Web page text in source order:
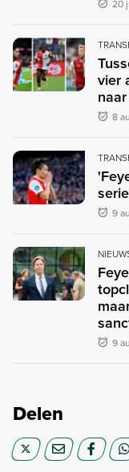
20
vier
8
9
9
Delen